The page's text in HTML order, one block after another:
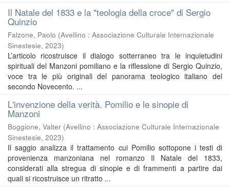
Il Natale del 1833 e la "teologia della croce" di Sergio
Quinzio
Falzone, Paolo (Avellino : Associazione Culturale Internazionale
Sinestesie, 2023)
L’articolo ricostruisce il dialogo sotterraneo tra le inquietudini
spirituali del Manzoni pomiliano e la riflessione di Sergio Quinzio,
voce tra le più originali del panorama teologico italiano del
secondo Novecento. ...
L'invenzione della verità. Pomilio e le sinopie di
Manzoni
Boggione, Valter (Avellino : Associazione Culturale Internazionale
Sinestesie, 2023)
Il saggio analizza il trattamento cui Pomilio sottopone i testi di
provenienza manzoniana nel romanzo Il Natale del 1833,
considerati alla stregua di sinopie e di frammenti a partire dai
quali si ricostruisce un ritratto ...